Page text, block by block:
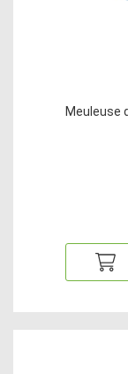
Meuleuse